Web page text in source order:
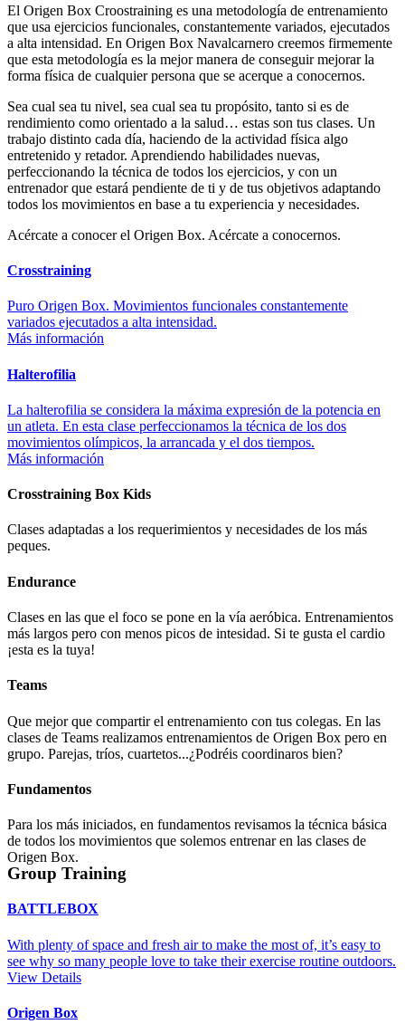
El Origen Box Croostraining es una metodología de entrenamiento
que usa ejercicios funcionales, constantemente variados, ejecutados
a alta intensidad. En Origen Box Navalcarnero creemos firmemente
que esta metodología es la mejor manera de conseguir mejorar la
forma física de cualquier persona que se acerque a conocernos.
Sea cual sea tu nivel, sea cual sea tu propósito, tanto si es de
rendimiento como orientado a la salud… estas son tus clases. Un
trabajo distinto cada día, haciendo de la actividad física algo
entretenido y retador. Aprendiendo habilidades nuevas,
perfeccionando la técnica de todos los ejercicios, y con un
entrenador que estará pendiente de ti y de tus objetivos adaptando
todos los movimientos en base a tu experiencia y necesidades.
Acércate a conocer el Origen Box. Acércate a conocernos.
Crosstraining
Puro Origen Box. Movimientos funcionales constantemente
variados ejecutados a alta intensidad.
Más información
Halterofilia
La halterofilia se considera la máxima expresión de la potencia en
un atleta. En esta clase perfeccionamos la técnica de los dos
movimientos olímpicos, la arrancada y el dos tiempos.
Más información
Crosstraining Box Kids
Clases adaptadas a los requerimientos y necesidades de los más
peques.
Endurance
Clases en las que el foco se pone en la vía aeróbica. Entrenamientos
más largos pero con menos picos de intesidad. Si te gusta el cardio
¡esta es la tuya!
Teams
Que mejor que compartir el entrenamiento con tus colegas. En las
clases de Teams realizamos entrenamientos de Origen Box pero en
grupo. Parejas, tríos, cuartetos...¿Podréis coordinaros bien?
Fundamentos
Para los más iniciados, en fundamentos revisamos la técnica básica
de todos los movimientos que solemos entrenar en las clases de
Origen Box.
Group Training
BATTLEBOX
With plenty of space and fresh air to make the most of, it’s easy to
see why so many people love to take their exercise routine outdoors.
View Details
Origen Box